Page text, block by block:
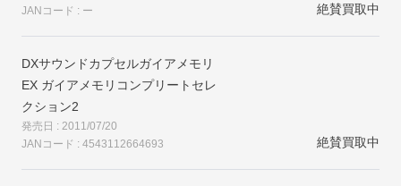
JANコード : ー
絶賛買取中
DXサウンドカプセルガイアメモリ
EX ガイアメモリコンプリートセレ
クション2
発売日 : 2011/07/20
JANコード : 4543112664693
絶賛買取中